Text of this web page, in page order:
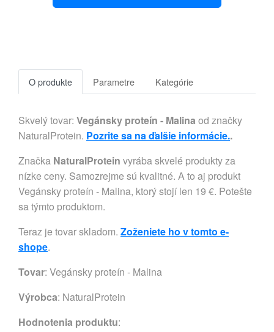
O produkte Parametre Kategórie
Skvelý tovar: Vegánsky proteín - Malina od značky
NaturalProtein. Pozrite sa na ďalšie informácie..
Značka NaturalProtein vyrába skvelé produkty za
nízke ceny. Samozrejme sú kvalitné. A to aj produkt
Vegánsky proteín - Malina, ktorý stojí len 19 €. Potešte
sa týmto produktom.
Teraz je tovar skladom. Zoženiete ho v tomto e-
shope.
Tovar: Vegánsky proteín - Malina
Výrobca: NaturalProtein
Hodnotenia produktu: